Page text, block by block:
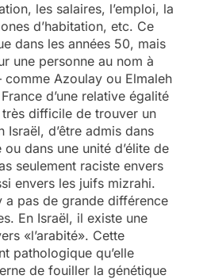
les salaires, l’emploi, la
d’habitation, etc. Ce
dans les années 50, mais
une personne au nom à
Azoulay ou Elmaleh
d’une relative égalité
difficile de trouver un
d’être admis dans
dans une unité d’élite de
seulement raciste envers
envers les juifs mizrahi.
a pas de grande différence
En Israël, il existe une
«l’arabité». Cette
pathologique qu’elle
de fouiller la génétique